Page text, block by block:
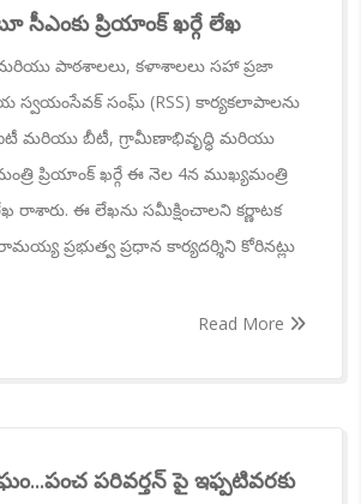
సీఎంకు ప్రియాంక్ ఖర్గే లేఖ
మరియు పాఠశాలలు, కళాశాలలు సహా ప్రజా
స్వయంసేవక్ సంఘ్ (RSS) కార్యకలాపాలను
మరియు బీటీ, గ్రామీణాభివృద్ధి మరియు
ప్రియాంక్ ఖర్గే ఈ నెల 4న ముఖ్యమంత్రి
రాశారు. ఈ లేఖను సమీక్షించాలని కర్ణాటక
ప్రభుత్వ ప్రధాన కార్యదర్శిని కోరినట్లు
Read More
పరివర్తన్ పై ఇఫ్పటివరకు